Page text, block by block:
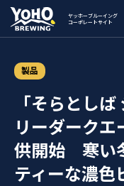
ヤッホーブルーイング
コーポレートサイト
製品
「そらとし
リーダーク
供開始 寒い
ティーな濃色